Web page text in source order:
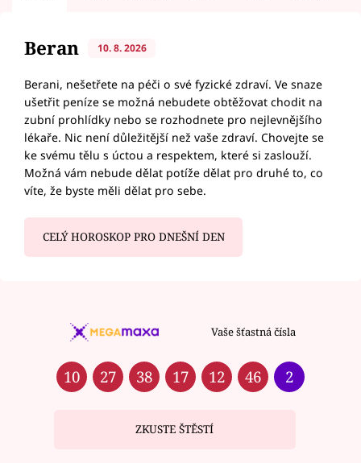
Beran 10. 8. 2026
Berani, nešetřete na péči o své fyzické zdraví. Ve snaze
ušetřit peníze se možná nebudete obtěžovat chodit na
zubní prohlídky nebo se rozhodnete pro nejlevnějšího
lékaře. Nic není důležitější než vaše zdraví. Chovejte se
ke svému tělu s úctou a respektem, které si zaslouží.
Možná vám nebude dělat potíže dělat pro druhé to, co
víte, že byste měli dělat pro sebe.
CELÝ HOROSKOP PRO DNEŠNÍ DEN
Vaše šťastná čísla
10 27 38 17 12 46 2
ZKUSTE ŠTĚSTÍ